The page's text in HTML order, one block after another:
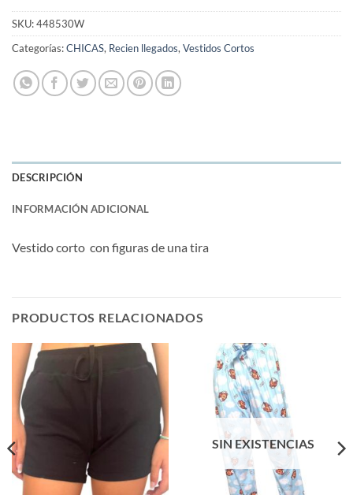
SKU:448530W
Categorías:CHICAS, Recien llegados, Vestidos Cortos
DESCRIPCIÓN
INFORMACIÓN ADICIONAL
Vestido corto con figuras de una tira
PRODUCTOS RELACIONADOS
SIN EXISTENCIAS